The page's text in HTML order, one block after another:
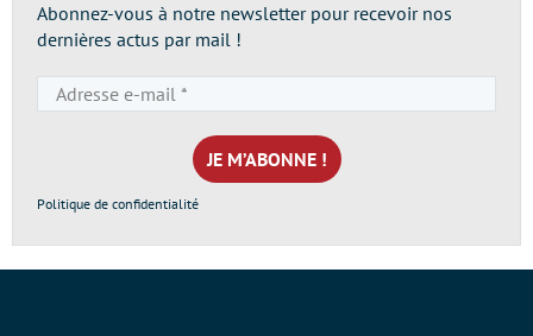
Abonnez-vous à notre newsletter pour recevoir nos
dernières actus par mail !
e-
mail
*
Politique de confidentialité